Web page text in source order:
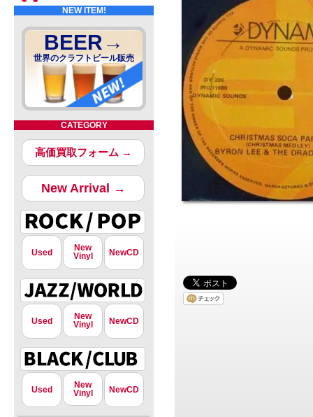
NEW ITEM!
BEER→
世界のクラフトビール販売
CATEGORY
高価買取フォーム →
New Arrival →
Used
New
Vinyl
NewCD
Used
New
Vinyl
NewCD
Used
New
Vinyl
NewCD